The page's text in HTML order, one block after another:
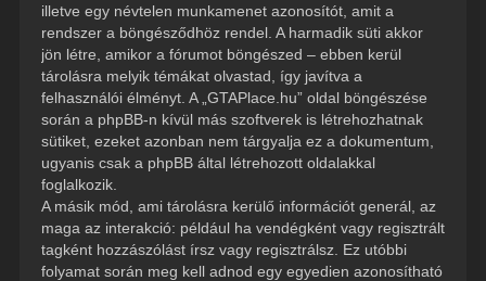
illetve egy névtelen munkamenet azonosítót, amit a
rendszer a böngésződhöz rendel. A harmadik süti akkor
jön létre, amikor a fórumot böngészed – ebben kerül
tárolásra melyik témákat olvastad, így javítva a
felhasználói élményt. A „GTAPlace.hu” oldal böngészése
során a phpBB-n kívül más szoftverek is létrehozhatnak
sütiket, ezeket azonban nem tárgyalja ez a dokumentum,
ugyanis csak a phpBB által létrehozott oldalakkal
foglalkozik.
A másik mód, ami tárolásra kerülő információt generál, az
maga az interakció: például ha vendégként vagy regisztrált
tagként hozzászólást írsz vagy regisztrálsz. Ez utóbbi
folyamat során meg kell adnod egy egyedien azonosítható